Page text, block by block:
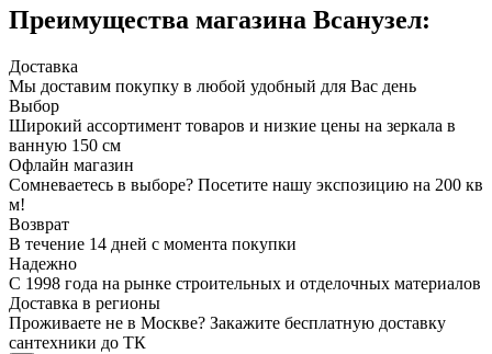
Преимущества магазина Всанузел:
Доставка
Мы доставим покупку в любой удобный для Вас день
Выбор
Широкий ассортимент товаров и низкие цены на зеркала в
ванную 150 см
Офлайн магазин
Сомневаетесь в выборе? Посетите нашу экспозицию на 200 кв
м!
Возврат
В течение 14 дней с момента покупки
Надежно
C 1998 года на рынке строительных и отделочных материалов
Доставка в регионы
Проживаете не в Москве? Закажите бесплатную доставку
сантехники до ТК